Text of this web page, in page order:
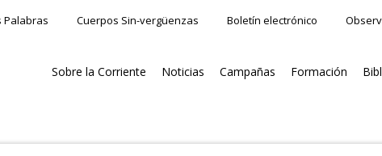
Palabras Cuerpos Sin-vergüenzas Boletín electrónico
Sobre la Corriente Noticias Campañas Formación